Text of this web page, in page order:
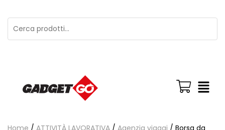
Home / ATTIVITÀ LAVORATIVA / Agenzia viaggi / Borsa da